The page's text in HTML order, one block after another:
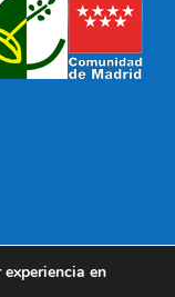
Diseño EDB|
en